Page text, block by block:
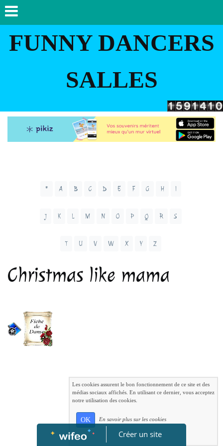
FUNNY DANCERS
SALLES
* A B C D E F G H I
J K L M N O P Q R S
T U V W X Y Z
Christmas like mama
Créer un site
Les cookies assurent le bon fonctionnement de ce site et des
médias sociaux affichés. En utilisant ce dernier, vous acceptez
notre utilisation des cookies.
OK En savoir plus sur les cookies